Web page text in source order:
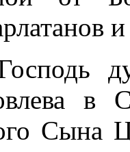
в
Сына